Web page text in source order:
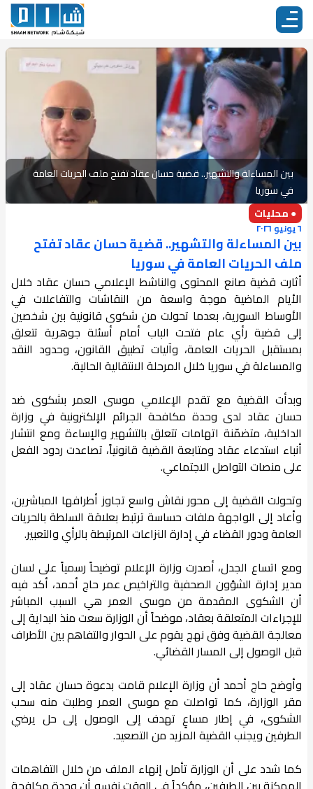
بين المساءلة والتشهير.. قضية حسان عقاد تفتح ملف الحريات العامة
في سوريا
● محليات
٦ يونيو ٢٠٢٦
بين المساءلة والتشهير.. قضية حسان عقاد تفتح
ملف الحريات العامة في سوريا
أثارت قضية صانع المحتوى والناشط الإعلامي حسان عقاد خلال
الأيام الماضية موجة واسعة من النقاشات والتفاعلات في
الأوساط السورية، بعدما تحولت من شكوى قانونية بين شخصين
إلى قضية رأي عام فتحت الباب أمام أسئلة جوهرية تتعلق
بمستقبل الحريات العامة، وآليات تطبيق القانون، وحدود النقد
والمساءلة في سوريا خلال المرحلة الانتقالية الحالية.
وبدأت القضية مع تقدم الإعلامي موسى العمر بشكوى ضد
حسان عقاد لدى وحدة مكافحة الجرائم الإلكترونية في وزارة
الداخلية، متضمّنة اتهامات تتعلق بالتشهير والإساءة ومع انتشار
أنباء استدعاء عقاد ومتابعة القضية قانونياً، تصاعدت ردود الفعل
على منصات التواصل الاجتماعي.
وتحولت القضية إلى محور نقاش واسع تجاوز أطرافها المباشرين،
وأعاد إلى الواجهة ملفات حساسة ترتبط بعلاقة السلطة بالحريات
العامة ودور القضاء في إدارة النزاعات المرتبطة بالرأي والتعبير.
ومع اتساع الجدل، أصدرت وزارة الإعلام توضيحاً رسمياً على لسان
مدير إدارة الشؤون الصحفية والتراخيص عمر حاج أحمد، أكد فيه
أن الشكوى المقدمة من موسى العمر هي السبب المباشر
للإجراءات المتعلقة بعقاد، موضحاً أن الوزارة سعت منذ البداية إلى
معالجة القضية وفق نهج يقوم على الحوار والتفاهم بين الأطراف
قبل الوصول إلى المسار القضائي.
وأوضح حاج أحمد أن وزارة الإعلام قامت بدعوة حسان عقاد إلى
مقر الوزارة، كما تواصلت مع موسى العمر وطلبت منه سحب
الشكوى، في إطار مساعٍ تهدف إلى الوصول إلى حل يرضي
الطرفين ويجنب القضية المزيد من التصعيد.
كما شدد على أن الوزارة تأمل إنهاء الملف من خلال التفاهمات